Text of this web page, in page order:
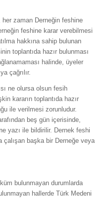
zaman Derneğin feshine
feshine karar verebilmesi
hakkına sahip bulunan
toplantıda hazır bulunması
halinde, üyeler
çağrılır.
ne olursa olsun fesih
kararın toplantıda hazır
ile verilmesi zorunludur.
beş gün içerisinde,
yazı ile bildirilir. Dernek feshi
çalışan başka bir Derneğe veya
bulunmayan durumlarda
hallerde Türk Medeni